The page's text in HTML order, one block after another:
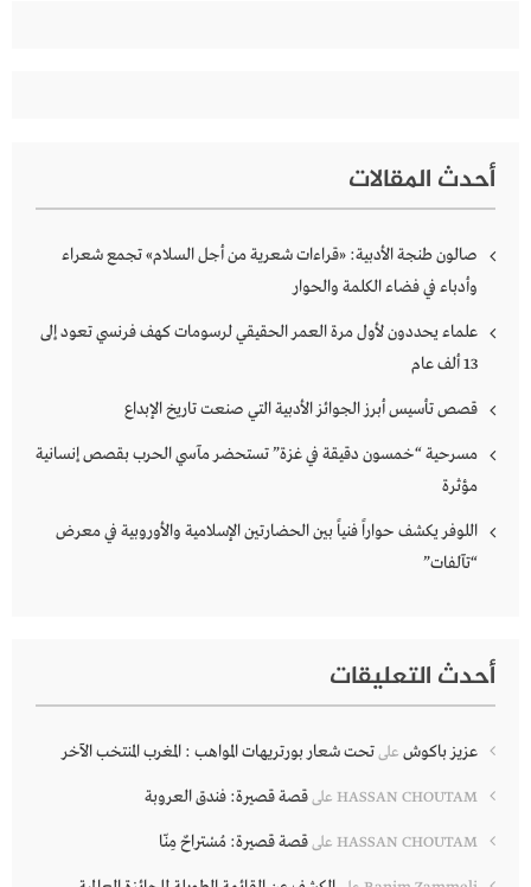
أحدث المقالات
صالون طنجة الأدبية: «قراءات شعرية من أجل السلام» تجمع شعراء
وأدباء في فضاء الكلمة والحوار
علماء يحددون لأول مرة العمر الحقيقي لرسومات كهف فرنسي تعود إلى
13 ألف عام
قصص تأسيس أبرز الجوائز الأدبية التي صنعت تاريخ الإبداع
مسرحية “خمسون دقيقة في غزة” تستحضر مآسي الحرب بقصص إنسانية
مؤثرة
اللوفر يكشف حواراً فنياً بين الحضارتين الإسلامية والأوروبية في معرض
“تآلفات”
أحدث التعليقات
عزيز باكوش علىتحت شعار بورتريهات المواهب : المغرب المنتخب الآخر
HASSAN CHOUTAM علىقصة قصيرة: فندق العروبة
HASSAN CHOUTAM علىقصة قصيرة: مُسْتراحٌ مِنّا